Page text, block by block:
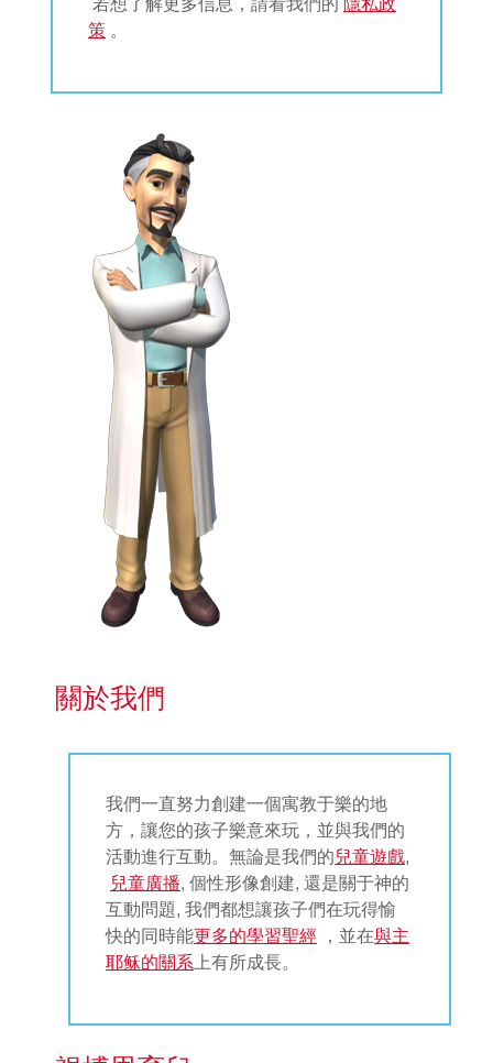
策 。
關於我們
我們一直努力創建一個寓教于樂的地
方，讓您的孩子樂意來玩，並與我們的
活動進行互動。無論是我們的兒童遊戲,
兒童廣播, 個性形像創建, 還是關于神的
互動問題, 我們都想讓孩子們在玩得愉
快的同時能更多的學習聖經 ，並在與主
耶稣的關系 上有所成長。